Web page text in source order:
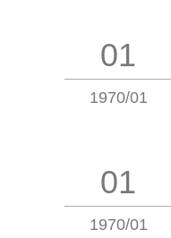
01
1970/01
01
1970/01